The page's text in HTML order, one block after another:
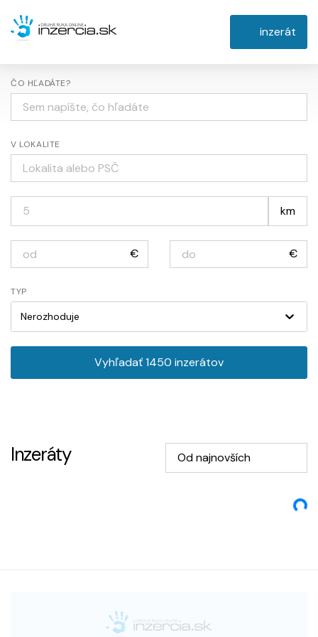
inzerát
ČO HĽADÁTE?
V LOKALITE
km
€ €
TYP
Nerozhoduje
Vyhľadať1450 inzerátov
Inzeráty Od najnovších
Loading...